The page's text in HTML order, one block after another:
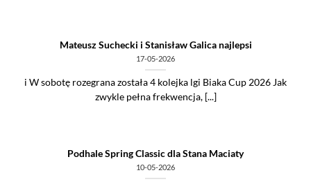
Mateusz Suchecki i Stanisław Galica najlepsi
17-05-2026
i W sobotę rozegrana została 4 kolejka lgi Biaka Cup 2026 Jak
zwykle pełna frekwencja, [...]
Podhale Spring Classic dla Stana Maciaty
10-05-2026